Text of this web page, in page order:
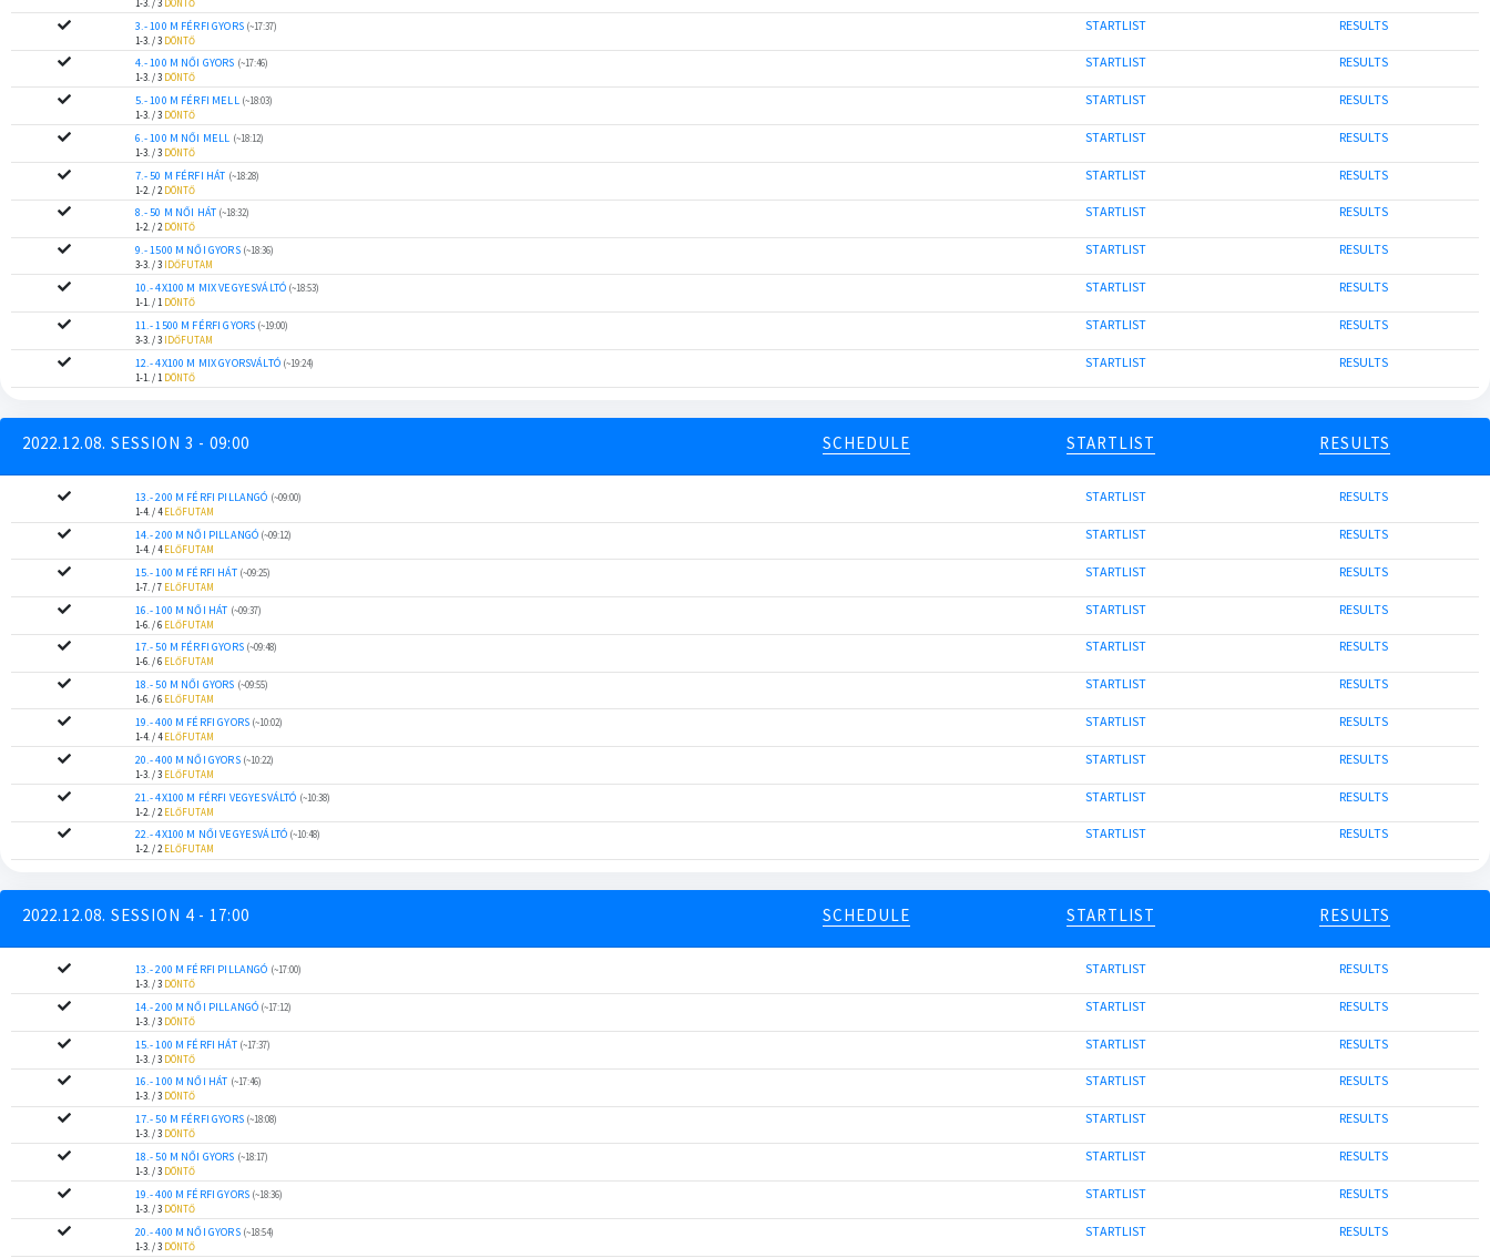
1-3. / 3 DÖNTŐ
3.- 100 M FÉRFI GYORS (~17:37)
1-3. / 3 DÖNTŐ
STARTLIST RESULTS
4.- 100 M NŐI GYORS (~17:46)
1-3. / 3 DÖNTŐ
STARTLIST RESULTS
5.- 100 M FÉRFI MELL (~18:03)
1-3. / 3 DÖNTŐ
STARTLIST RESULTS
6.- 100 M NŐI MELL (~18:12)
1-3. / 3 DÖNTŐ
STARTLIST RESULTS
7.- 50 M FÉRFI HÁT (~18:28)
1-2. / 2 DÖNTŐ
STARTLIST RESULTS
8.- 50 M NŐI HÁT (~18:32)
1-2. / 2 DÖNTŐ
STARTLIST RESULTS
9.- 1500 M NŐI GYORS (~18:36)
3-3. / 3 IDŐFUTAM
STARTLIST RESULTS
10.- 4X100 M MIX VEGYESVÁLTÓ (~18:53)
1-1. / 1 DÖNTŐ
STARTLIST RESULTS
11.- 1500 M FÉRFI GYORS (~19:00)
3-3. / 3 IDŐFUTAM
STARTLIST RESULTS
12.- 4X100 M MIX GYORSVÁLTÓ (~19:24)
1-1. / 1 DÖNTŐ
STARTLIST RESULTS
2022.12.08. SESSION 3 - 09:00 SCHEDULE STARTLIST RESULTS
13.- 200 M FÉRFI PILLANGÓ (~09:00)
1-4. / 4ELŐFUTAM
STARTLIST RESULTS
14.- 200 M NŐI PILLANGÓ (~09:12)
1-4. / 4ELŐFUTAM
STARTLIST RESULTS
15.- 100 M FÉRFI HÁT (~09:25)
1-7. / 7 ELŐFUTAM
STARTLIST RESULTS
16.- 100 M NŐI HÁT (~09:37)
1-6. / 6 ELŐFUTAM
STARTLIST RESULTS
17.- 50 M FÉRFI GYORS (~09:48)
1-6. / 6 ELŐFUTAM
STARTLIST RESULTS
18.- 50 M NŐI GYORS (~09:55)
1-6. / 6 ELŐFUTAM
STARTLIST RESULTS
19.- 400 M FÉRFI GYORS (~10:02)
1-4. / 4ELŐFUTAM
STARTLIST RESULTS
20.- 400 M NŐI GYORS (~10:22)
1-3. / 3 ELŐFUTAM
STARTLIST RESULTS
21.- 4X100 M FÉRFI VEGYESVÁLTÓ (~10:38)
1-2. / 2 ELŐFUTAM
STARTLIST RESULTS
22.- 4X100 M NŐI VEGYESVÁLTÓ (~10:48)
1-2. / 2ELŐFUTAM
STARTLIST RESULTS
2022.12.08. SESSION 4 - 17:00 SCHEDULE STARTLIST RESULTS
13.- 200 M FÉRFI PILLANGÓ (~17:00)
1-3. / 3 DÖNTŐ
STARTLIST RESULTS
14.- 200 M NŐI PILLANGÓ (~17:12)
1-3. / 3 DÖNTŐ
STARTLIST RESULTS
15.- 100 M FÉRFI HÁT (~17:37)
1-3. / 3 DÖNTŐ
STARTLIST RESULTS
16.- 100 M NŐI HÁT (~17:46)
1-3. / 3 DÖNTŐ
STARTLIST RESULTS
17.- 50 M FÉRFI GYORS (~18:08)
1-3. / 3 DÖNTŐ
STARTLIST RESULTS
18.- 50 M NŐI GYORS (~18:17)
1-3. / 3 DÖNTŐ
STARTLIST RESULTS
19.- 400 M FÉRFI GYORS (~18:36)
1-3. / 3 DÖNTŐ
STARTLIST RESULTS
20.- 400 M NŐI GYORS (~18:54)
1-3. / 3 DÖNTŐ
STARTLIST RESULTS